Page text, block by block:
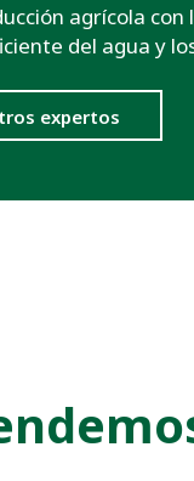
agrícola con
del agua y
expertos